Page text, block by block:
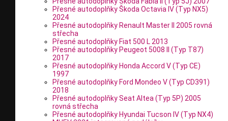
Přesné autodoplňky Škoda Octavia IV (Typ NX5)
2024
Přesné autodoplňky Renault Master II 2005 rovná
střecha
Přesné autodoplňky Fiat 500 L 2013
Přesné autodoplňky Peugeot 5008 II (Typ T87)
2017
Přesné autodoplňky Honda Accord V (Typ CE)
1997
Přesné autodoplňky Ford Mondeo V (Typ CD391)
2018
Přesné autodoplňky Seat Altea (Typ 5P) 2005
rovná střecha
Přesné autodoplňky Hyundai Tucson IV (Typ NX4)